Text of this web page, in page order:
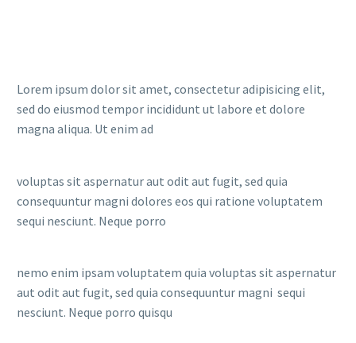
Lorem ipsum dolor sit amet, consectetur adipisicing elit,
sed do eiusmod tempor incididunt ut labore et dolore
magna aliqua. Ut enim ad
voluptas sit aspernatur aut odit aut fugit, sed quia
consequuntur magni dolores eos qui ratione voluptatem
sequi nesciunt. Neque porro
nemo enim ipsam voluptatem quia voluptas sit aspernatur
aut odit aut fugit, sed quia consequuntur magni sequi
nesciunt. Neque porro quisqu